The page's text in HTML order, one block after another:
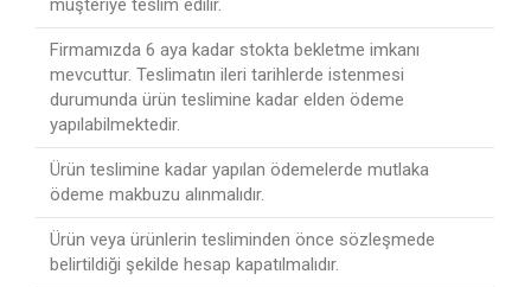
müşteriye teslim edilir.
Firmamızda 6 aya kadar stokta bekletme imkanı
mevcuttur. Teslimatın ileri tarihlerde istenmesi
durumunda ürün teslimine kadar elden ödeme
yapılabilmektedir.
Ürün teslimine kadar yapılan ödemelerde mutlaka
ödeme makbuzu alınmalıdır.
Ürün veya ürünlerin tesliminden önce sözleşmede
belirtildiği şekilde hesap kapatılmalıdır.